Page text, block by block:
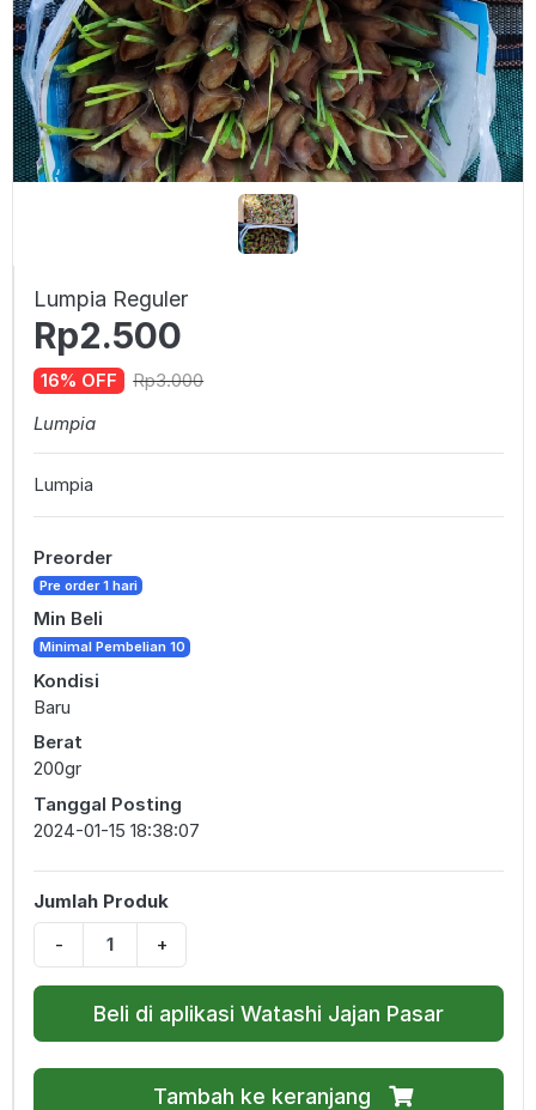
Lumpia Reguler
Rp2.500
16% OFF
Rp3.000
Lumpia
Lumpia
Preorder
Pre order 1 hari
Min Beli
Minimal Pembelian 10
Kondisi
Baru
Berat
200gr
Tanggal Posting
2024-01-15 18:38:07
Jumlah Produk
-
+
Beli di aplikasi Watashi Jajan Pasar
Tambah ke keranjang